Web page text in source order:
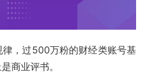
，过500万粉的财经类账号基
商业评书。